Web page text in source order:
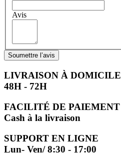
Avis
Soumettre l’avis
LIVRAISON À DOMICILE
48H - 72H
FACILITÉ DE PAIEMENT
Cash à la livraison
SUPPORT EN LIGNE
Lun- Ven/ 8:30 - 17:00